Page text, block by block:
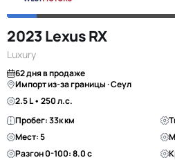
2023 Lexus RX
Luxury
62 дня в продаже
Импорт из-за границы · Сеул
2.5 L • 250 л.с.
Пробег: 33к км
Мест: 5
Разгон 0-100: 8.0 с